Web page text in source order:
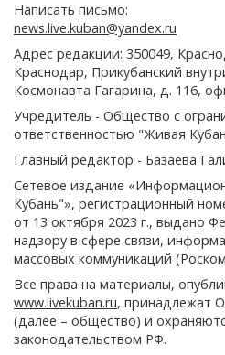
Написать письмо:
news.live.kuban@yandex.ru
Адрес редакции: 350049,
Краснодар, Прикубанский
Космонавта Гагарина, д. 116,
Учредитель - Общество с
ответственностью "Живая
Главный редактор - Базаева
Сетевое издание
Кубань"», регистрационный
от 13 октября 2023 г., выдано
надзору в сфере связи,
массовых коммуникаций
Все права на материалы,
www.livekuban.ru, принадлежат
(далее – общество) и
законодательством РФ.